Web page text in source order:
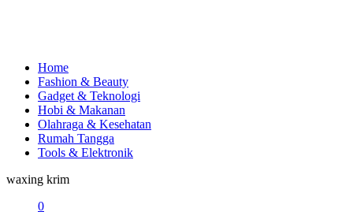
Home
Fashion & Beauty
Gadget & Teknologi
Hobi & Makanan
Olahraga & Kesehatan
Rumah Tangga
Tools & Elektronik
waxing krim
0